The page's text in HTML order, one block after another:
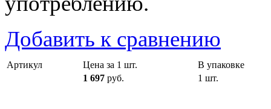
Добавить к сравнению
Артикул Цена за 1 шт.
В упаковке
1 697 руб. 1 шт.